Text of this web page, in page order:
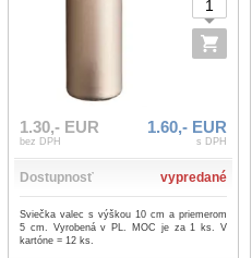
1.30,- EUR
bez DPH
1.60,- EUR
s DPH
Dostupnosť vypredané
Sviečka valec s výškou 10 cm a priemerom
5 cm. Vyrobená v PL. MOC je za 1 ks. V
kartóne = 12 ks.